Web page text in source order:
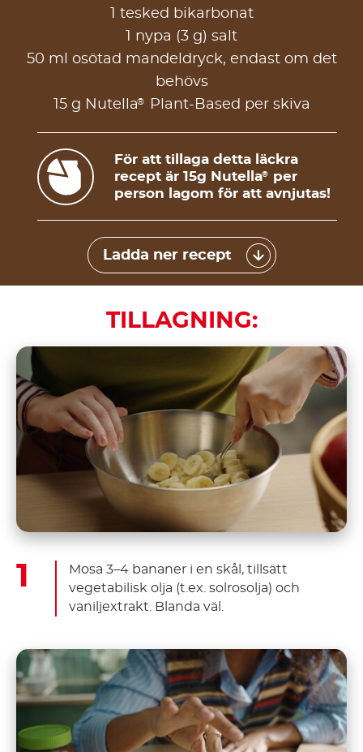
1 tesked bikarbonat
1 nypa (3 g) salt
50 ml osötad mandeldryck, endast om det
behövs
15 g Nutella® Plant-Based per skiva
För att tillaga detta läckra
recept är 15g Nutella®
per
person lagom för att avnjutas!
Ladda ner recept
TILLAGNING:
Mosa 3–4 bananer i en skål, tillsätt
vegetabilisk olja (t.ex. solrosolja) och
vaniljextrakt. Blanda väl.